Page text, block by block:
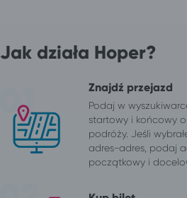
Jak działa Hoper?
Znajdź przejazd
Podaj w
startowy i końcowy
podróży. Jeśli
adres-adres, podaj
początkowy i